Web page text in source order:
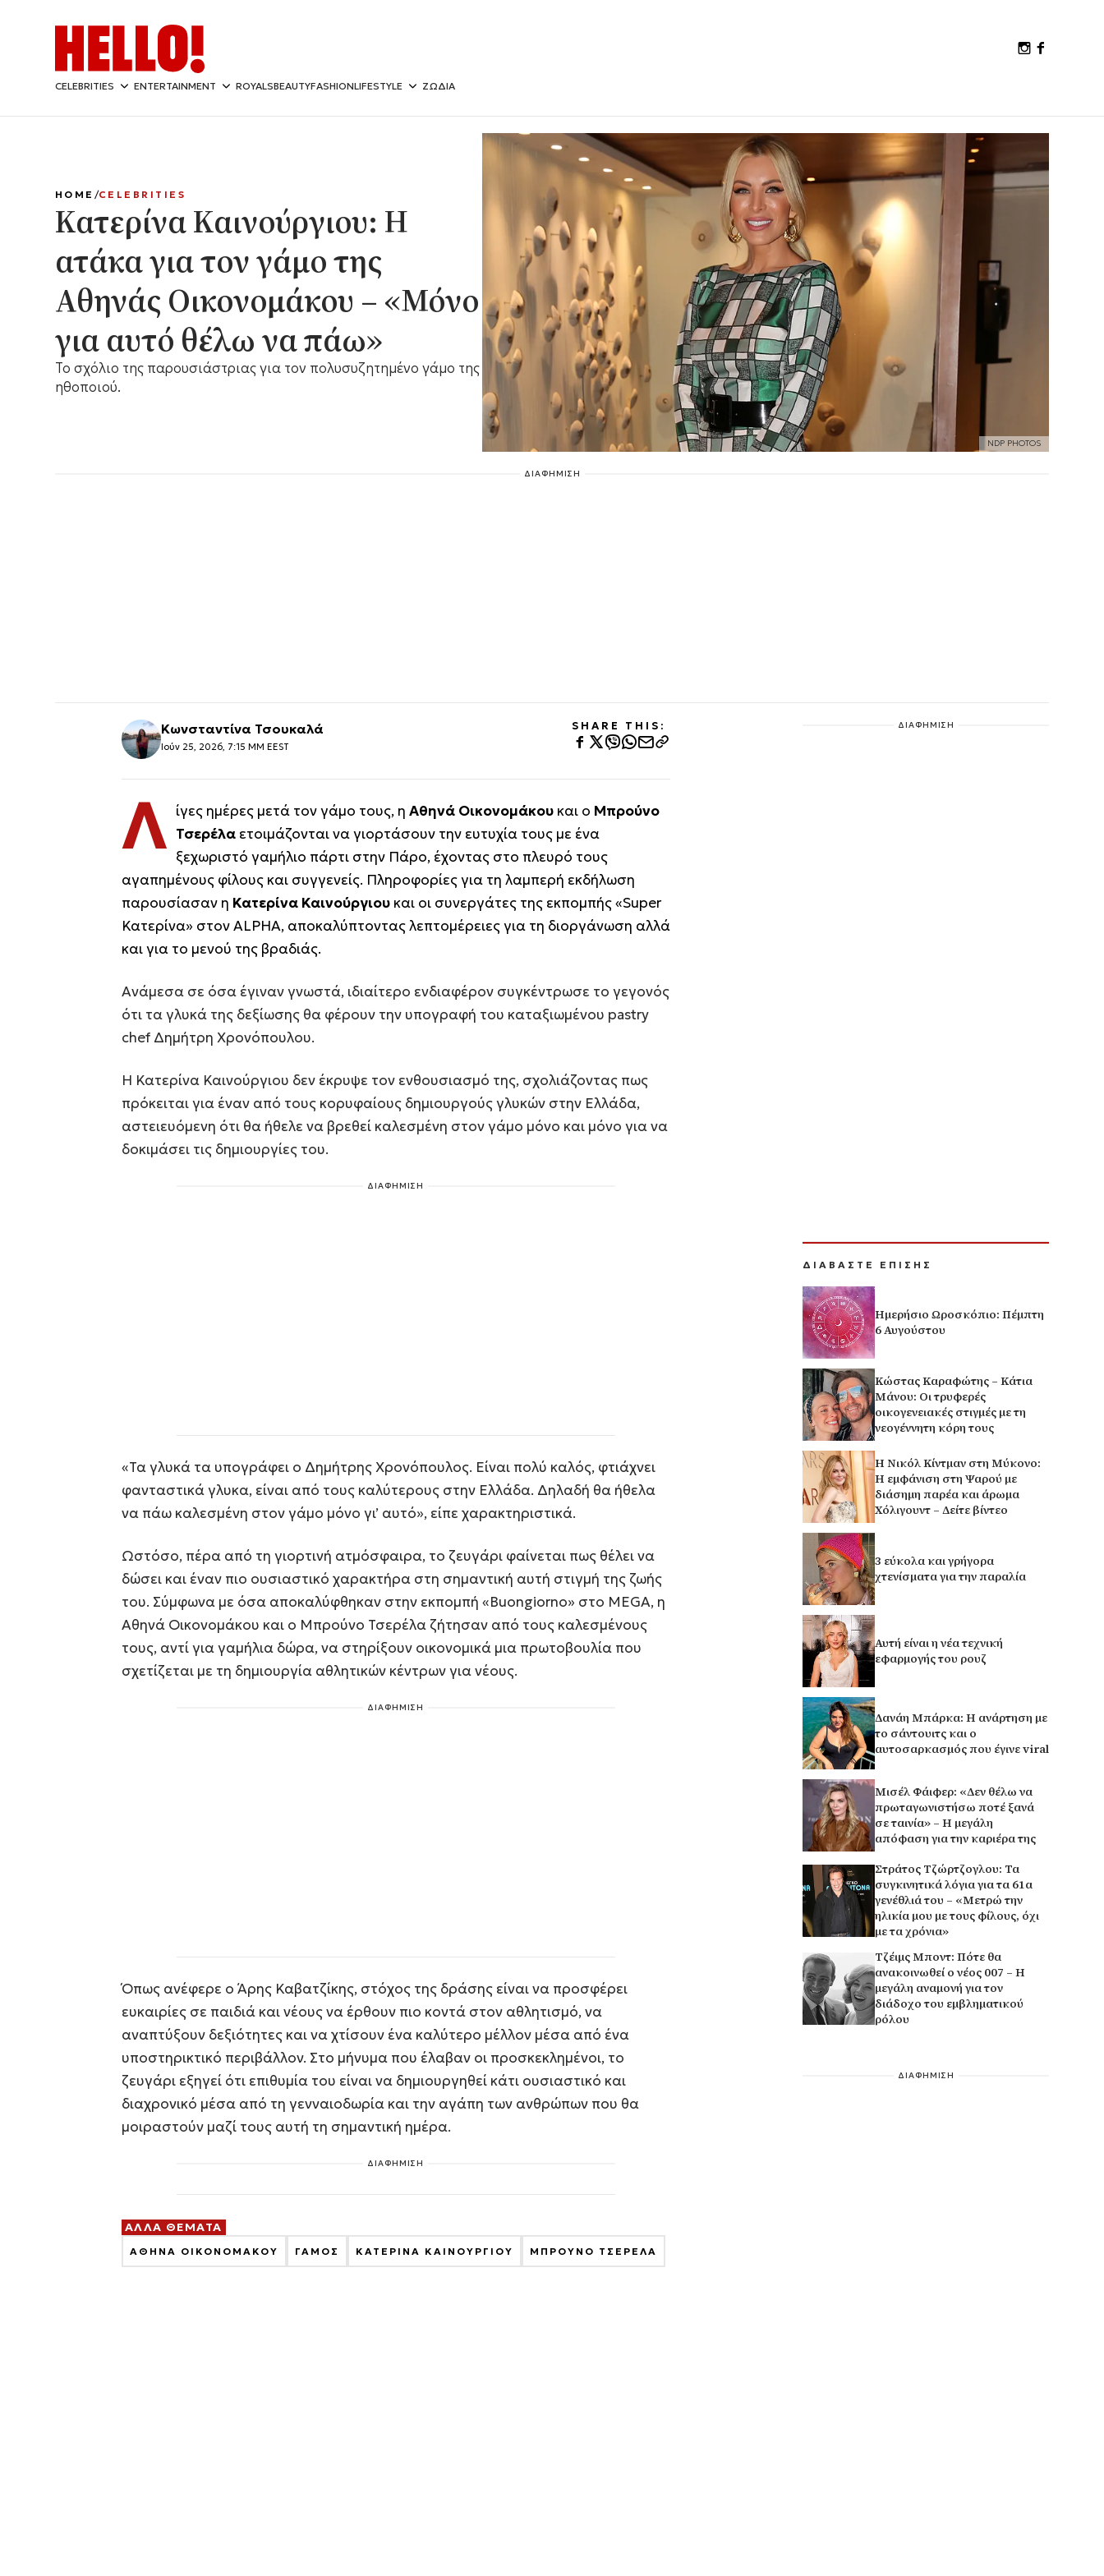
CELEBRITIES ENTERTAINMENT ROYALSBEAUTYFASHIONLIFESTYLE ΖΩΔΙΑ
NDP PHOTOS
HOME CELEBRITIES
Κατερίνα Καινούργιου: Η
ατάκα για τον γάμο της
Αθηνάς Οικονομάκου – «Μόνο
για αυτό θέλω να πάω»
Το σχόλιο της παρουσιάστριας για τον πολυσυζητημένο γάμο της
ηθοποιού.
ΔΙΑΦΗΜΙΣΗ
Κωνσταντίνα Τσουκαλά
Ιούν 25, 2026, 7:15 ΜΜ EEST
SHARE THIS:
Λ ίγες ημέρες μετά τον γάμο τους, η Αθηνά Οικονομάκουκαι ο Μπρούνο
Τσερέλα ετοιμάζονται να γιορτάσουν την ευτυχία τους με ένα
ξεχωριστό γαμήλιο πάρτι στην Πάρο, έχοντας στο πλευρό τους
αγαπημένους φίλους και συγγενείς. Πληροφορίες για τη λαμπερή εκδήλωση
παρουσίασαν η Κατερίνα Καινούργιου και οι συνεργάτες της εκπομπής «Super
Κατερίνα» στον ALPHA, αποκαλύπτοντας λεπτομέρειες για τη διοργάνωση αλλά
και για το μενού της βραδιάς.
Ανάμεσα σε όσα έγιναν γνωστά, ιδιαίτερο ενδιαφέρον συγκέντρωσε το γεγονός
ότι τα γλυκά της δεξίωσης θα φέρουν την υπογραφή του καταξιωμένου pastry
chef Δημήτρη Χρονόπουλου.
Η Κατερίνα Καινούργιου δεν έκρυψε τον ενθουσιασμό της, σχολιάζοντας πως
πρόκειται για έναν από τους κορυφαίους δημιουργούς γλυκών στην Ελλάδα,
αστειευόμενη ότι θα ήθελε να βρεθεί καλεσμένη στον γάμο μόνο και μόνο για να
δοκιμάσει τις δημιουργίες του.
ΔΙΑΦΗΜΙΣΗ
«Τα γλυκά τα υπογράφει ο Δημήτρης Χρονόπουλος. Είναι πολύ καλός, φτιάχνει
φανταστικά γλυκα, είναι από τους καλύτερους στην Ελλάδα. Δηλαδή θα ήθελα
να πάω καλεσμένη στον γάμο μόνο γι’ αυτό», είπε χαρακτηριστικά.
Ωστόσο, πέρα από τη γιορτινή ατμόσφαιρα, το ζευγάρι φαίνεται πως θέλει να
δώσει και έναν πιο ουσιαστικό χαρακτήρα στη σημαντική αυτή στιγμή της ζωής
του. Σύμφωνα με όσα αποκαλύφθηκαν στην εκπομπή «Buongiorno» στο MEGA, η
Αθηνά Οικονομάκου και ο Μπρούνο Τσερέλα ζήτησαν από τους καλεσμένους
τους, αντί για γαμήλια δώρα, να στηρίξουν οικονομικά μια πρωτοβουλία που
σχετίζεται με τη δημιουργία αθλητικών κέντρων για νέους.
ΔΙΑΦΗΜΙΣΗ
Όπως ανέφερε ο Άρης Καβατζίκης, στόχος της δράσης είναι να προσφέρει
ευκαιρίες σε παιδιά και νέους να έρθουν πιο κοντά στον αθλητισμό, να
αναπτύξουν δεξιότητες και να χτίσουν ένα καλύτερο μέλλον μέσα από ένα
υποστηρικτικό περιβάλλον. Στο μήνυμα που έλαβαν οι προσκεκλημένοι, το
ζευγάρι εξηγεί ότι επιθυμία του είναι να δημιουργηθεί κάτι ουσιαστικό και
διαχρονικό μέσα από τη γενναιοδωρία και την αγάπη των ανθρώπων που θα
μοιραστούν μαζί τους αυτή τη σημαντική ημέρα.
ΔΙΑΦΗΜΙΣΗ
ΑΛΛΑ ΘΕΜΑΤΑ
ΑΘΗΝΑ ΟΙΚΟΝΟΜΑΚΟΥ ΓΑΜΟΣ ΚΑΤΕΡΙΝΑ ΚΑΙΝΟΥΡΓΙΟΥ ΜΠΡΟΥΝΟ ΤΣΕΡΕΛΑ
ΔΙΑΦΗΜΙΣΗ
ΔΙΑΒΑΣΤΕ ΕΠΙΣΗΣ
Ημερήσιο Ωροσκόπιο: Πέμπτη
6 Αυγούστου
Κώστας Καραφώτης – Κάτια
Μάνου: Οι τρυφερές
οικογενειακές στιγμές με τη
νεογέννητη κόρη τους
H Νικόλ Κίντμαν στη Μύκονο:
Η εμφάνιση στη Ψαρού με
διάσημη παρέα και άρωμα
Χόλιγουντ – Δείτε βίντεο
3 εύκολα και γρήγορα
χτενίσματα για την παραλία
Αυτή είναι η νέα τεχνική
εφαρμογής του ρουζ
Δανάη Μπάρκα: Η ανάρτηση με
το σάντουιτς και ο
αυτοσαρκασμός που έγινε viral
Μισέλ Φάιφερ: «Δεν θέλω να
πρωταγωνιστήσω ποτέ ξανά
σε ταινία» – Η μεγάλη
απόφαση για την καριέρα της
Στράτος Τζώρτζογλου: Τα
συγκινητικά λόγια για τα 61α
γενέθλιά του – «Μετρώ την
ηλικία μου με τους φίλους, όχι
με τα χρόνια»
Τζέιμς Μποντ: Πότε θα
ανακοινωθεί ο νέος 007 – Η
μεγάλη αναμονή για τον
διάδοχο του εμβληματικού
ρόλου
ΔΙΑΦΗΜΙΣΗ